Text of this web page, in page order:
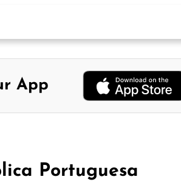
App
Portuguesa